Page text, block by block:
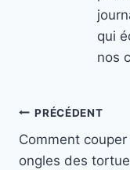
qui
nos
Navigation
de
PRÉCÉDENT
Comment couper
ongles des